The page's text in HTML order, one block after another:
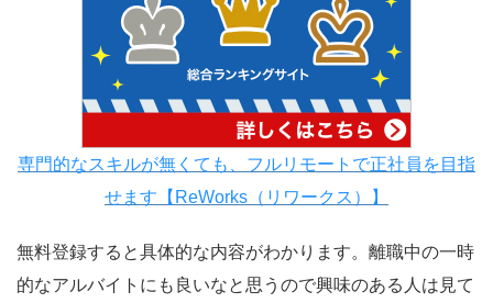
専門的なスキルが無くても、フルリモートで正社員を目指
せます【ReWorks（リワークス）】
無料登録すると具体的な内容がわかります。離職中の一時
的なアルバイトにも良いなと思うので興味のある人は見て